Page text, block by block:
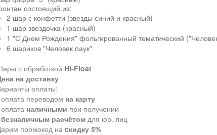
состоящий из:
2 шар с конфетти (звезды синий и красный)
1 шар звездочка (красный)
1 "С Днем Рождения" фольгированный тематический
6 шариков "Человек паук"
с обработкой Hi-Float
на доставку
оплаты:
переводом на карту
наличными при получении
безналичным расчётом для юр. лиц
промокод на cкидку 5%